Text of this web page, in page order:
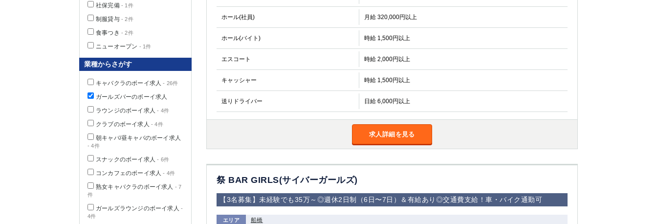
ホール(社員) 月給 320,000円以上
ホール(バイト) 時給 1,500円以上
エスコート 時給 2,000円以上
キャッシャー 時給 1,500円以上
送りドライバー 日給 6,000円以上
求人詳細を見る
祭 BAR GIRLS(サイバーガールズ)
【3名募集】未経験でも35万～◎週休2日制（6日〜7日）＆有給あり◎交通費支給！車・バイク通勤可
エリア 船橋
社保完備- 1件
制服貸与- 2件
食事つき - 2件
ニューオープン - 1件
業種からさがす
キャバクラのボーイ求人 - 26件
ガールズバーのボーイ求人
ラウンジのボーイ求人 - 4件
クラブのボーイ求人 - 4件
朝キャバ/昼キャバのボーイ求人
- 4件
スナックのボーイ求人 - 6件
コンカフェのボーイ求人 - 4件
熟女キャバクラのボーイ求人 - 7
件
ガールズラウンジのボーイ求人 -
4件
関内 横浜 川崎 溝の口
本厚木
新横浜
武蔵小杉
小田原
横浜・桜木町
関内・馬車道・
日ノ出町
武蔵新城 元住吉
茅ヶ崎 戸塚 たまプラーザ 大船
相模原
厚木
桜木町
埼玉県 大宮 川越
南浦和
獨協大学前＜草
加松原＞
千葉県 千葉
茂原
松戸 八千代台 本八幡
東金
浦安
宇都宮 小山
東武宇都宮（宇
都宮西口）